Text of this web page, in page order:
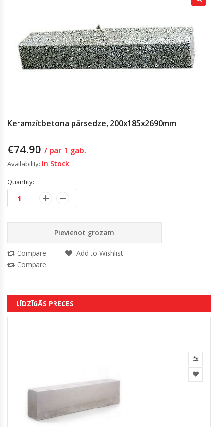
Keramzītbetona pārsedze, 200x185x2690mm
€74.90 / par 1 gab.
Availability: In Stock
Quantity:
Pievienot grozam
Compare
Add to Wishlist
Compare
LĪDZĪGĀS PRECES